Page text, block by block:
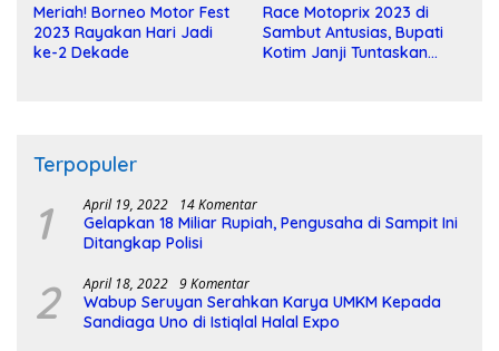
Meriah! Borneo Motor Fest
2023 Rayakan Hari Jadi
ke-2 Dekade
Race Motoprix 2023 di
Sambut Antusias, Bupati
Kotim Janji Tuntaskan
Terpopuler
1 April 19, 2022 14 Komentar
Gelapkan 18 Miliar Rupiah, Pengusaha di Sampit Ini
Ditangkap Polisi
2 April 18, 2022 9 Komentar
Wabup Seruyan Serahkan Karya UMKM Kepada
Sandiaga Uno di Istiqlal Halal Expo